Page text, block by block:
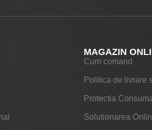
MAGAZIN
Cum comand
Politica de livrare
Protectia
Solutionarea